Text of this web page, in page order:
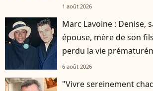
1 août 2026
Marc Lavoine : Denise,
épouse, mère de son
perdu la vie
6 août 2026
"Vivre sereinement